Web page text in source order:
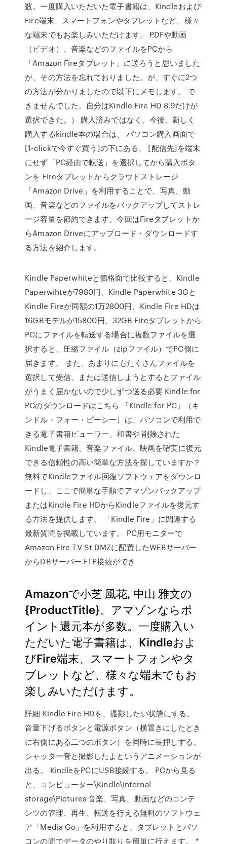
数。一度購入いただいた電子書籍は、Kindleおよび
Fire端末、スマートフォンやタブレットなど、様々
な端末でもお楽しみいただけます。 PDFや動画
（ビデオ）、音楽などのファイルをPCから
「Amazon Fireタブレット」に送ろうと思いました
が、その方法を忘れておりました。が、すぐに2つ
の方法が分かりましたので以下にメモします。 で
きませんでした。自分はKindle Fire HD 8.9だけが
選択できた。） 購入済みではなく、今後、新しく
購入するkindle本の場合は、 パソコン購入画面で
[1-clickで今すぐ買う]の下にある、 [配信先]を端末
にせず「PC経由で転送」を選択してから購入ボタ
ンを Fireタブレットからクラウドストレージ
「Amazon Drive」を利用することで、写真、動
画、音楽などのファイルをバックアップしてストレ
ージ容量を節約できます。今回はFireタブレットか
らAmazon Driveにアップロード・ダウンロードす
る方法を紹介します。
Kindle Paperwhiteと価格面で比較すると、Kindle
Paperwihteが7980円、Kindle Paperwhite 3Gと
Kindle Fireが同額の1万2800円、Kindle Fire HDは
16GBモデルが15800円、32GB Fireタブレットから
PCにファイルを転送する場合に複数ファイルを選
択すると、圧縮ファイル（zipファイル）でPC側に
届きます。 また、あまりにもたくさんファイルを
選択して受信、または送信しようとするとファイル
がうまく届かないので少しずつ送る必要 Kindle for
PCのダウンロードはこちら 「Kindle for PC」（キ
ンドル・フォー・ピーシー）は、パソコンで利用で
きる電子書籍ビューワー。和書や 削除された
Kindle電子書籍、音楽ファイル、映画を確実に復元
できる信頼性の高い簡単な方法を探していますか？
無料でKindleファイル回復ソフトウェアをダウンロ
ードし、ここで簡単な手順でアマゾンバックアップ
またはKindle Fire HDからKindleファイルを復元す
る方法を提供します。 「Kindle Fire」に関連する
最新質問を掲載しています。 PC用モニターで
Amazon Fire TV St DMZに配置したWEBサーバー
からDBサーバー FTP接続ができ
Amazonで小芝 風花, 中山 雅文の
{ProductTitle}。アマゾンならポ
イント還元本が多数。一度購入い
ただいた電子書籍は、Kindleおよ
びFire端末、スマートフォンやタ
ブレットなど、様々な端末でもお
楽しみいただけます。
詳細 Kindle Fire HDを、撮影したい状態にする。
音量下げるボタンと電源ボタン（横置きにしたとき
に右側にある二つのボタン）を同時に長押しする。
シャッター音と撮影したよというアニメーションが
出る。 KindleをPCにUSB接続する。 PCから見る
と、コンピューター\Kindle\Internal
storage\Pictures 音楽、写真、動画などのコンテ
ンツの管理、再生、転送を行える無料のソフトウェ
ア「Media Go」を利用すると、タブレットとパソ
コンの間でデータのやり取りを簡単に行えます。 *